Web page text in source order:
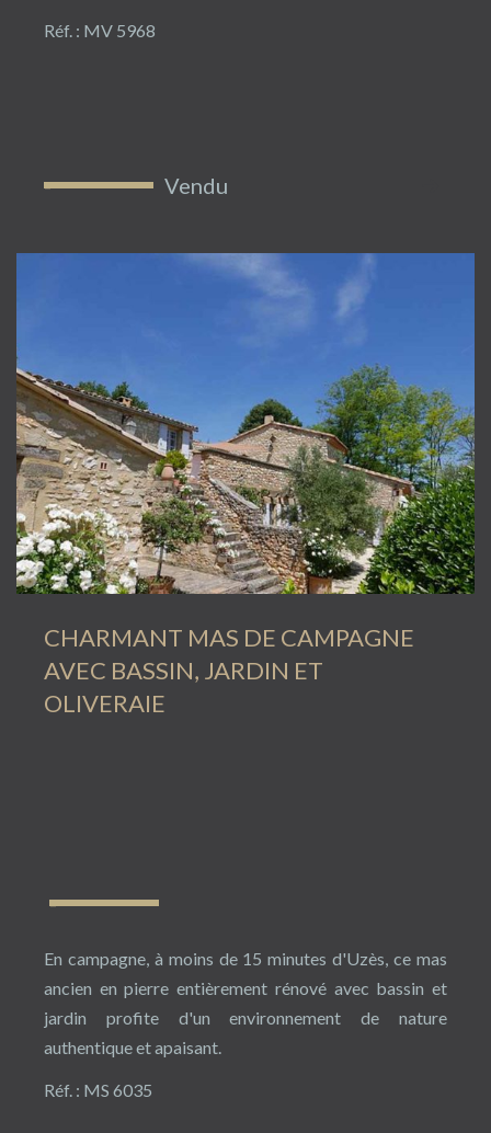
Réf. : MV 5968
Vendu
CHARMANT MAS DE CAMPAGNE
AVEC BASSIN, JARDIN ET
OLIVERAIE
En campagne, à moins de 15 minutes d'Uzès, ce mas
ancien en pierre entièrement rénové avec bassin et
jardin profite d'un environnement de nature
authentique et apaisant.
Réf. : MS 6035